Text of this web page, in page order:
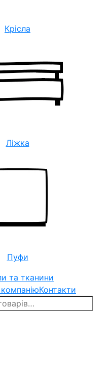
Крісла
Ліжка
Пуфи
та тканини
Контакти